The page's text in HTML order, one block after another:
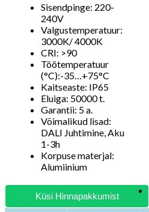
Sisendpinge: 220-
240V
Valgustemperatuur:
3000K/ 4000K
CRI: >90
Töötemperatuur
(°C):-35…+75°C
Kaitseaste: IP65
Eluiga: 50000 t.
Garantii: 5 a.
Võimalikud lisad:
DALI Juhtimine, Aku
1-3h
Korpuse materjal:
Alumiinium
Küsi Hinnapakkumist